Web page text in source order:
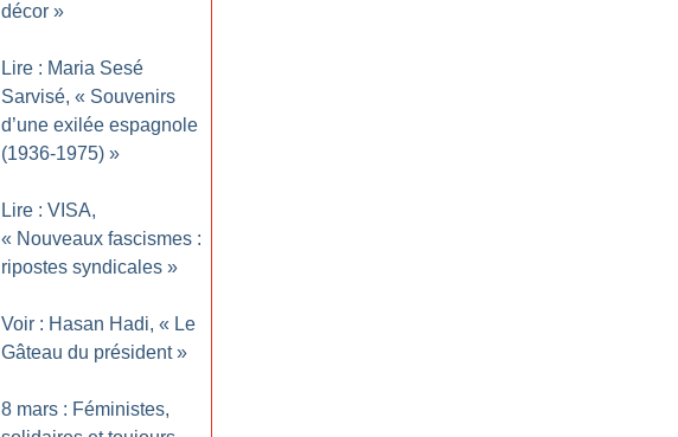
décor »
Lire : Maria Sesé
Sarvisé, « Souvenirs
d’une exilée espagnole
(1936-1975) »
Lire : VISA,
« Nouveaux fascismes :
ripostes syndicales »
Voir : Hasan Hadi, « Le
Gâteau du président »
8 mars : Féministes,